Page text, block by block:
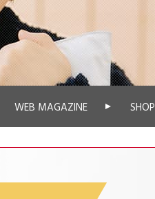
WEB MAGAZINE SHOP